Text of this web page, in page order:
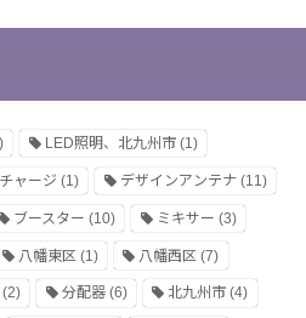
LED照明、北九州市(1)
ャージ (1) デザインアンテナ(11)
ブースター (10) ミキサー (3)
八幡東区 (1) 八幡西区 (7)
分配器(6) 北九州市 (4)